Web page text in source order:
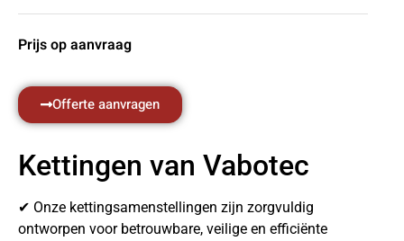
Prijs op aanvraag
Offerte aanvragen
Kettingen van Vabotec
✔ Onze kettingsamenstellingen zijn zorgvuldig
ontworpen voor betrouwbare, veilige en efficiënte